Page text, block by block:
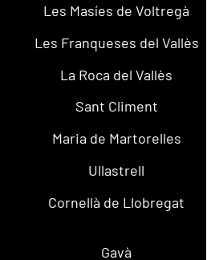
Les Masíes de Voltregà
Les Franqueses del Vallès
La Roca del Vallès
Sant Climent
Maria de Martorelles
Ullastrell
Cornellà de Llobregat
Gavà